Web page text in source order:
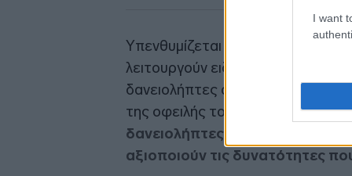
I want
Υπενθυμίζεται ότι οι εταιρίες-
λειτουργούν ειδικές
δανειολήπτες αποκτούν άμεση,
της οφειλής τους -οποιαδήποτε
δανειολήπτες έχουν εγγραφεί
αξιοποιούν τις δυνατότητες